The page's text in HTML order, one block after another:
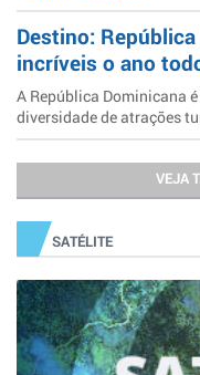
Destino:
incríveis o ano
A República Dominicana
diversidade de atrações
VEJA
SATÉLITE